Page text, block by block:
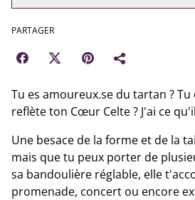
PARTAGER
Tu es amoureux.se du tartan ?
reflète ton Cœur Celte ? J'ai ce
Une besace de la forme et de la
mais que tu peux porter de
sa bandoulière réglable, elle
promenade, concert ou encore